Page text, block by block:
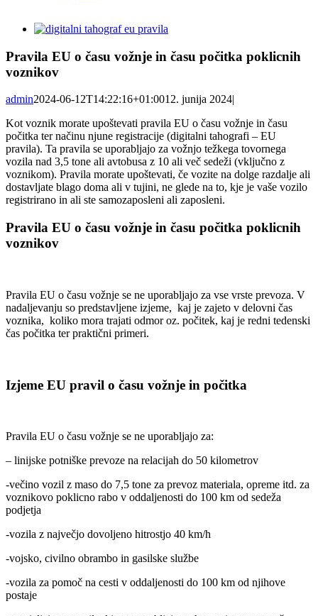
View
Image
Pravila EU o času vožnje in času počitka poklicnih
voznikov
admin2024-06-12T14:22:16+01:0012. junija 2024|
Kot voznik morate upoštevati pravila EU o času vožnje in času
počitka ter načinu njune registracije (digitalni tahografi – EU
pravila). Ta pravila se uporabljajo za vožnjo težkega tovornega
vozila nad 3,5 tone ali avtobusa z 10 ali več sedeži (vključno z
voznikom). Pravila morate upoštevati, če vozite na dolge razdalje ali
dostavljate blago doma ali v tujini, ne glede na to, kje je vaše vozilo
registrirano in ali ste samozaposleni ali zaposleni.
Pravila EU o času vožnje in času počitka poklicnih
voznikov
Pravila EU o času vožnje se ne uporabljajo za vse vrste prevoza. V
nadaljevanju so predstavljene izjeme, kaj je zajeto v delovni čas
voznika, koliko mora trajati odmor oz. počitek, kaj je redni tedenski
čas počitka ter praktični primeri.
Izjeme EU pravil o času vožnje in počitka
Pravila EU o času vožnje se ne uporabljajo za:
– linijske potniške prevoze na relacijah do 50 kilometrov
-večino vozil z maso do 7,5 tone za prevoz materiala, opreme itd. za
voznikovo poklicno rabo v oddaljenosti do 100 km od sedeža
podjetja
-vozila z največjo dovoljeno hitrostjo 40 km/h
-vojsko, civilno obrambo in gasilske službe
-vozila za pomoč na cesti v oddaljenosti do 100 km od njihove
postaje